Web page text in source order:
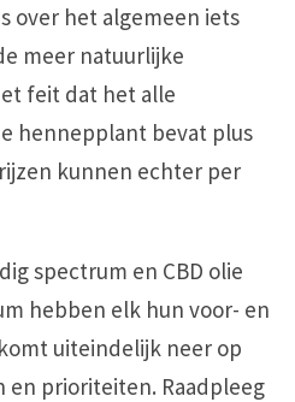
over het algemeen iets
meer natuurlijke
feit dat het alle
hennepplant bevat plus
kunnen echter per
spectrum en CBD olie
hebben elk hun voor- en
uiteindelijk neer op
en prioriteiten. Raadpleeg